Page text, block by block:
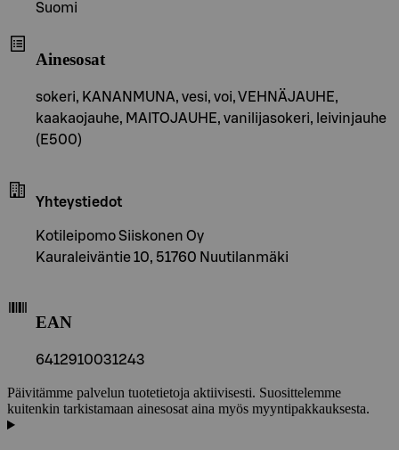
Suomi
Ainesosat
sokeri, KANANMUNA, vesi, voi, VEHNÄJAUHE,
kaakaojauhe, MAITOJAUHE, vanilijasokeri, leivinjauhe
(E500)
Yhteystiedot
Kotileipomo Siiskonen Oy
Kauraleiväntie 10, 51760 Nuutilanmäki
EAN
6412910031243
Päivitämme palvelun tuotetietoja aktiivisesti. Suosittelemme
kuitenkin tarkistamaan ainesosat aina myös myyntipakkauksesta.